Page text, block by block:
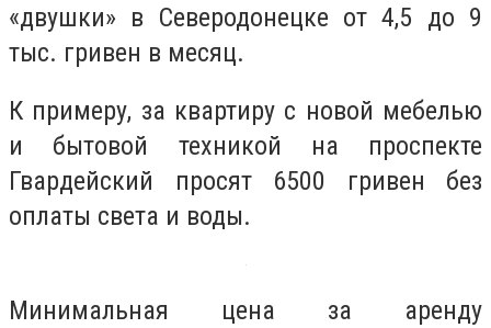
«двушки» в Северодонецке от 4,5 до 9
тыс. гривен в месяц.
К примеру, за квартиру с новой мебелью
и бытовой техникой на проспекте
Гвардейский просят 6500 гривен без
оплаты света и воды.
Минимальная цена за аренду